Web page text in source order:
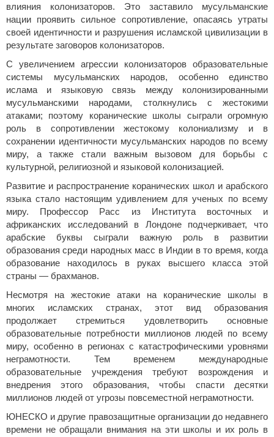
влияния колонизаторов. Это заставило мусульманские
нации проявить сильное сопротивление, опасаясь утраты
своей идентичности и разрушения исламской цивилизации в
результате заговоров колонизаторов.
С увеличением агрессии колонизаторов образовательные
системы мусульманских народов, особенно единство
ислама и языковую связь между колонизированными
мусульманскими народами, столкнулись с жестокими
атаками; поэтому коранические школы сыграли огромную
роль в сопротивлении жестокому колониализму и в
сохранении идентичности мусульманских народов по всему
миру, а также стали важным вызовом для борьбы с
культурной, религиозной и языковой колонизацией.
Развитие и распространение коранических школ и арабского
языка стало настоящим удивлением для ученых по всему
миру. Профессор Расс из Института восточных и
африканских исследований в Лондоне подчеркивает, что
арабские буквы сыграли важную роль в развитии
образования среди народных масс в Индии в то время, когда
образование находилось в руках высшего класса этой
страны — брахманов.
Несмотря на жестокие атаки на коранические школы в
многих исламских странах, этот вид образования
продолжает стремиться удовлетворить основные
образовательные потребности миллионов людей по всему
миру, особенно в регионах с катастрофическими уровнями
неграмотности. Тем временем международные
образовательные учреждения требуют возрождения и
внедрения этого образования, чтобы спасти десятки
миллионов людей от угрозы повсеместной неграмотности.
ЮНЕСКО и другие правозащитные организации до недавнего
времени не обращали внимания на эти школы и их роль в